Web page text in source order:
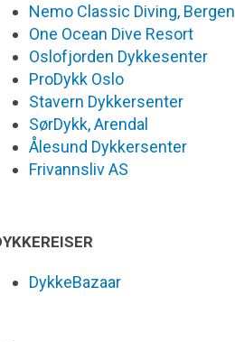
Nemo Classic Diving, Bergen
One Ocean Dive Resort
Oslofjorden Dykkesenter
ProDykk Oslo
Stavern Dykkersenter
SørDykk, Arendal
Ålesund Dykkersenter
Frivannsliv AS
DykkeBazaar